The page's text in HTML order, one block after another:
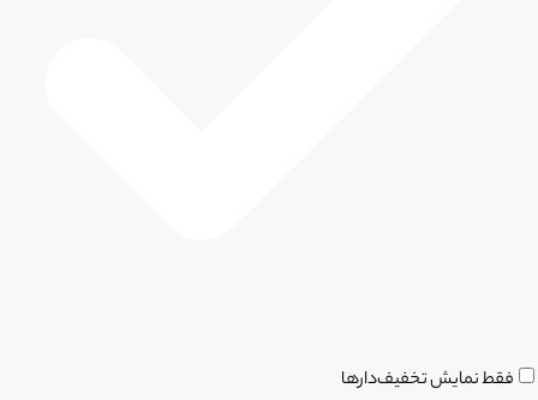
فقط نمایش تخفیف‌دارها